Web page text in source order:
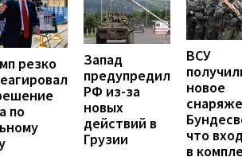
резко
по
Запад
предупредил
РФ из-за
новых
действий в
Грузии
ВСУ
новое
что
в